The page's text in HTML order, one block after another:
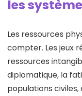
les
Les ressources
compter. Les jeux
ressources
diplomatique, la
populations